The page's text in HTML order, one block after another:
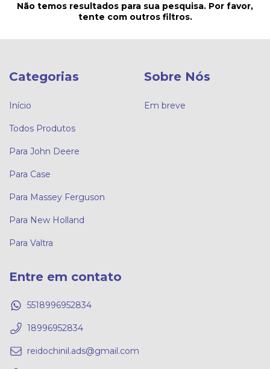
Não temos resultados para sua pesquisa. Por favor,
tente com outros filtros.
Categorias
Início
Todos Produtos
Para John Deere
Para Case
Para Massey Ferguson
Para New Holland
Para Valtra
Sobre Nós
Em breve
Entre em contato
5518996952834
18996952834
reidochinil.ads@gmail.com